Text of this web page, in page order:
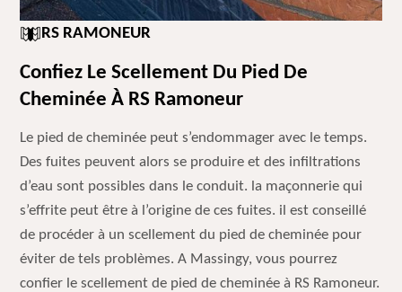
RS RAMONEUR
Confiez Le Scellement Du Pied De
Cheminée À RS Ramoneur
Le pied de cheminée peut s’endommager avec le temps.
Des fuites peuvent alors se produire et des infiltrations
d’eau sont possibles dans le conduit. la maçonnerie qui
s’effrite peut être à l’origine de ces fuites. il est conseillé
de procéder à un scellement du pied de cheminée pour
éviter de tels problèmes. A Massingy, vous pourrez
confier le scellement de pied de cheminée à RS Ramoneur.